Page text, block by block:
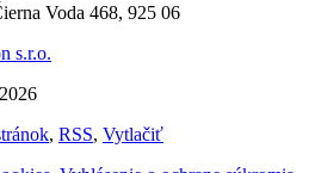
Voda 468, 925 06
s.r.o.
, RSS, Vytlačiť